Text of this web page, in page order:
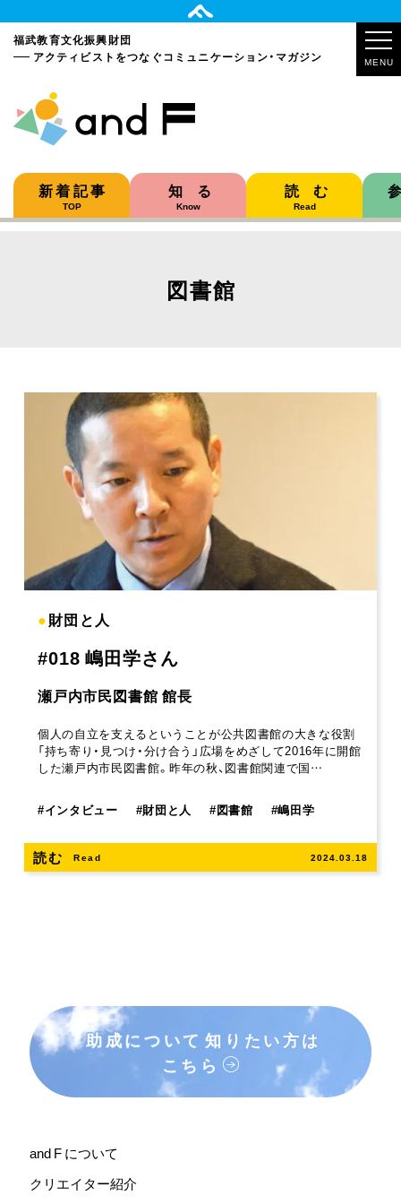
福武教育文化振興財団
アクティビストをつなぐコミュニケーション・マガジン MENU
新着記事
TOP
知る
Know
読む
Read
図書館
●財団と人
#018 嶋田学さん
瀬戸内市民図書館 館長
個人の自立を支えるということが公共図書館の大きな役割
「持ち寄り・見つけ・分け合う」広場をめざして2016年に開館
した瀬戸内市民図書館。昨年の秋、図書館関連で国…
#インタビュー #財団と人 #図書館 #嶋田学
読む Read 2024.03.18
助成について 知りたい方は
こちら
and F について
クリエイター紹介